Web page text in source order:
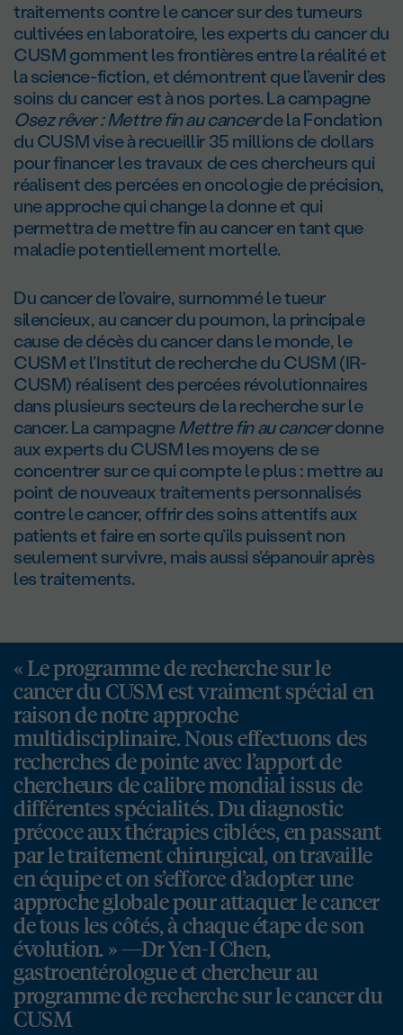
traitements contre le cancer sur des tumeurs
cultivées en laboratoire, les experts du cancer du
CUSM gomment les frontières entre la réalité et
la science-fiction, et démontrent que l’avenir des
soins du cancer est à nos portes. La campagne
Osez rêver :Mettre fin au cancerde la Fondation
du CUSM vise à recueillir 35 millions de dollars
pour financer les travaux de ces chercheurs qui
réalisent des percées en oncologie de précision,
une approche qui change la donne et qui
permettra de mettre fin au cancer en tant que
maladie potentiellement mortelle.
Du cancer de l’ovaire, surnommé le tueur
silencieux, au cancer du poumon, la principale
cause de décès du cancer dans le monde, le
CUSM et l’Institut de recherche du CUSM (IR-
CUSM) réalisent des percées révolutionnaires
dans plusieurs secteurs de la recherche sur le
cancer. La campagneMettre fin au cancerdonne
aux experts du CUSM les moyens de se
concentrer sur ce qui compte le plus : mettre au
point de nouveaux traitements personnalisés
contre le cancer, offrir des soins attentifs aux
patients et faire en sorte qu’ils puissent non
seulement survivre, mais aussi s’épanouir après
les traitements.
« Le programme de recherche sur le
cancer du CUSM est vraiment spécial en
raison de notre approche
multidisciplinaire. Nous effectuons des
recherches de pointe avec l’apport de
chercheurs de calibre mondial issus de
différentes spécialités. Du diagnostic
précoce aux thérapies ciblées, en passant
par le traitement chirurgical, on travaille
en équipe et on s’efforce d’adopter une
approche globale pour attaquer le cancer
de tous les côtés, à chaque étape de son
évolution. » —Dr Yen-I Chen,
gastroentérologue et chercheur au
programme de recherche sur le cancer du
CUSM